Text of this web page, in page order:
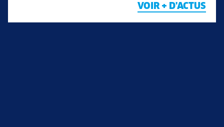
VOIR + D'ACTUS